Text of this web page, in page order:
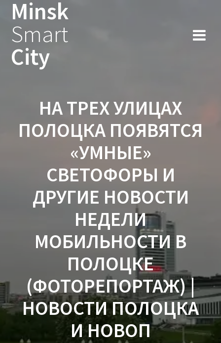
Minsk
Smart
City
НА ТРЕХ УЛИЦАХ
ПОЛОЦКА ПОЯВЯТСЯ
«УМНЫЕ»
СВЕТОФОРЫ И
ДРУГИЕ НОВОСТИ
НЕДЕЛИ
МОБИЛЬНОСТИ В
ПОЛОЦКЕ
(ФОТОРЕПОРТАЖ) |
НОВОСТИ ПОЛОЦКА
И НОВОП